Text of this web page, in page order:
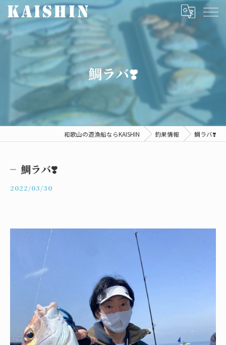
鯛ラバ❣️
和歌山の遊漁船ならKAISHIN 釣果情報 鯛ラバ❣️
鯛ラバ❣️
2022/03/30